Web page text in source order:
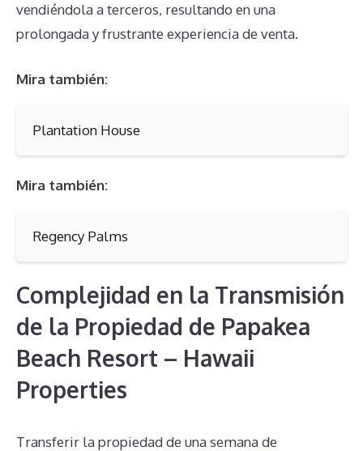
vendiéndola a terceros, resultando en una
prolongada y frustrante experiencia de venta.
Mira también:
Plantation House
Mira también:
Regency Palms
Complejidad en la Transmisión
de la Propiedad de Papakea
Beach Resort – Hawaii
Properties
Transferir la propiedad de una semana de